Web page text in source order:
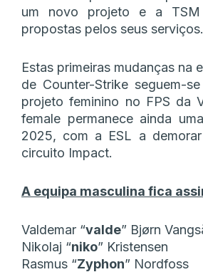
um novo projeto e a
propostas pelos seus serviços.
Estas primeiras mudanças na
de Counter-Strike seguem-
projeto feminino no FPS da
female permanece ainda
2025, com a ESL a
circuito Impact.
A equipa masculina fica
Valdemar “⁠valde⁠” Bjørn
Nikolaj “⁠niko⁠” Kristensen
Rasmus “⁠Zyphon⁠” Nordfoss